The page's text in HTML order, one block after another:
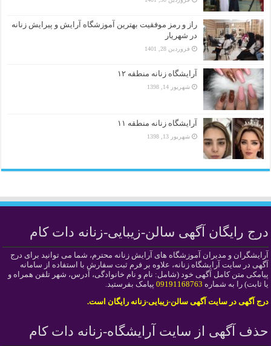
راز و رمز موفقیت بهترین آموزشگاه آرایش و پیرایش زنانه
در شهریار
فروردین 28, 1401
آرایشگاه زنانه منطقه ۱۲
شهریور 14, 1398
آرایشگاه زنانه منطقه ۱۱
شهریور 13, 1398
درج رایگان آگهی سالن-زیبایی-زنانه دات کام
آرایشگران و مدیران آموزشگاه های آرایش زنانه محترم، شما می توانید برای درج
آگهی در سایت آرایشگاه زنانه، علاوه بر فرم ثبت سفارش با استفاده از سامانه
پیامکی متن کامل آگهی خود (شامل: نام و نام خانوادگی، آدرس، شهر تلفن همراه و
یا ثابت) را به شماره 09191168763 پیامک بفرستید.
درج آگهی در سایت آگهی سالن-زیبایی-زنانه رایگان است.
حذف آگهی از سایت آرایشگاه-زنانه دات کام